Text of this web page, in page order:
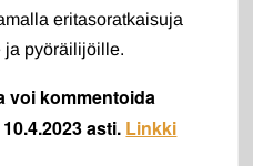
eritasoratkaisuja
ja pyöräilijöille.
voi kommentoida
asti. Linkki